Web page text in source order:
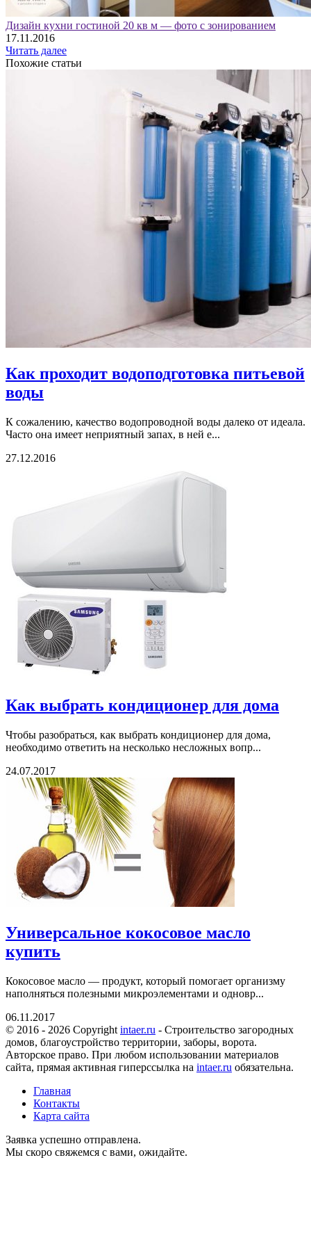
Дизайн кухни гостиной 20 кв м — фото с зонированием
17.11.2016
Читать далее
Похожие статьи
Как проходит водоподготовка питьевой
воды
К сожалению, качество водопроводной воды далеко от идеала.
Часто она имеет неприятный запах, в ней е...
27.12.2016
Как выбрать кондиционер для дома
Чтобы разобраться, как выбрать кондиционер для дома,
необходимо ответить на несколько несложных вопр...
24.07.2017
Универсальное кокосовое масло
купить
Кокосовое масло — продукт, который помогает организму
наполняться полезными микроэлементами и одновр...
06.11.2017
© 2016 - 2026 Copyright intaer.ru - Cтроительство загородных
домов, благоустройство территории, заборы, ворота.
Авторское право. При любом использовании материалов
сайта, прямая активная гиперссылка на intaer.ru обязательна.
Главная
Контакты
Карта сайта
Заявка успешно отправлена.
Мы скоро свяжемся с вами, ожидайте.